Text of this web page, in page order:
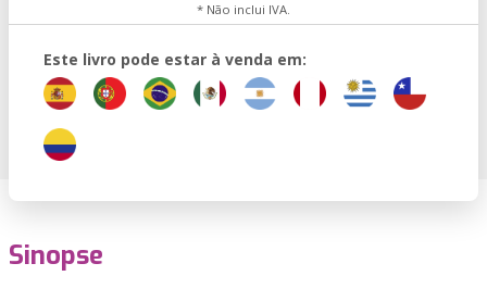
* Não inclui IVA.
Este livro pode estar à venda em:
Sinopse